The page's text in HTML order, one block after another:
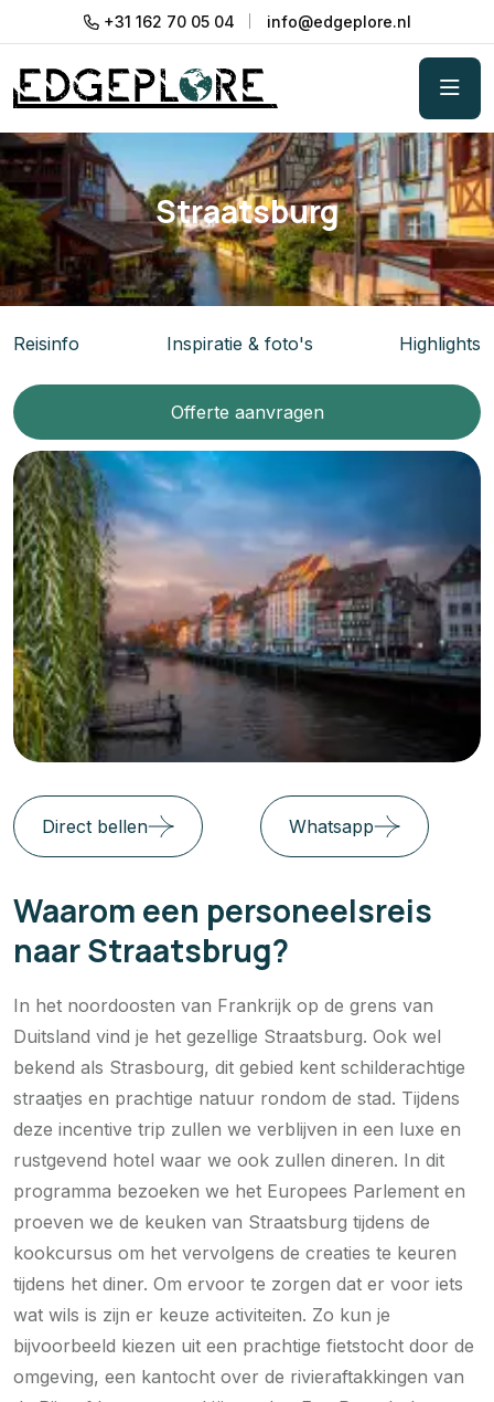
+31 162 70 05 04 info@edgeplore.nl
Straatsburg
Reisinfo Inspiratie & foto's Highlights
Offerte aanvragen
Direct bellen Whatsapp
Waarom een personeelsreis
naar Straatsbrug?
In het noordoosten van Frankrijk op de grens van
Duitsland vind je het gezellige Straatsburg. Ook wel
bekend als Strasbourg, dit gebied kent schilderachtige
straatjes en prachtige natuur rondom de stad. Tijdens
deze incentive trip zullen we verblijven in een luxe en
rustgevend hotel waar we ook zullen dineren. In dit
programma bezoeken we het Europees Parlement en
proeven we de keuken van Straatsburg tijdens de
kookcursus om het vervolgens de creaties te keuren
tijdens het diner. Om ervoor te zorgen dat er voor iets
wat wils is zijn er keuze activiteiten. Zo kun je
bijvoorbeeld kiezen uit een prachtige fietstocht door de
omgeving, een kantocht over de rivieraftakkingen van